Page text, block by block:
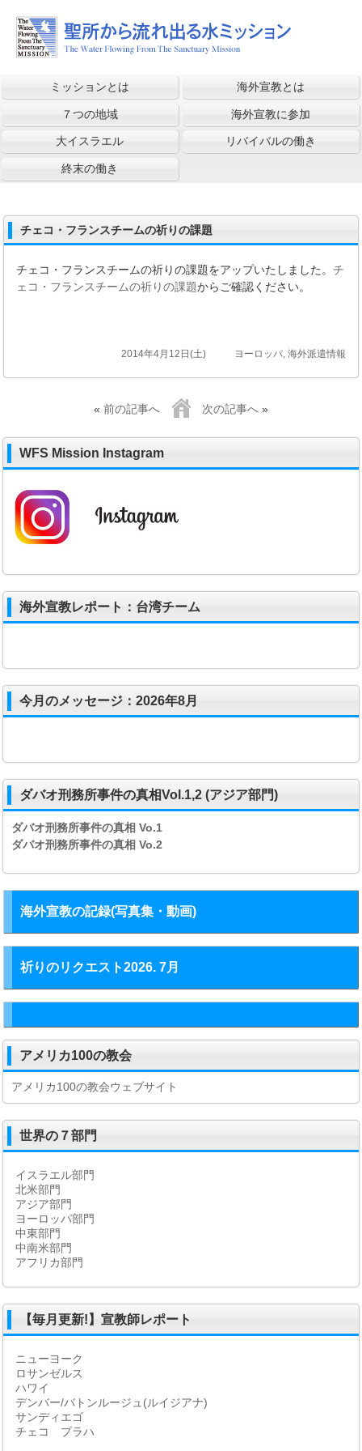
ミッションとは 海外宣教とは
７つの地域 海外宣教に参加
大イスラエル リバイバルの働き
終末の働き
チェコ・フランスチームの祈りの課題
チェコ・フランスチームの祈りの課題をアップいたしました。 チ
ェコ・フランスチームの祈りの課題からご確認ください。
2014年4月12日(土) ヨーロッパ, 海外派遣情報
« 前の記事へ 次の記事へ »
WFS Mission Instagram
海外宣教レポート：台湾チーム
今月のメッセージ：2026年8月
ダバオ刑務所事件の真相Vol.1,2 (アジア部門)
ダバオ刑務所事件の真相Vo.1
ダバオ刑務所事件の真相Vo.2
海外宣教の記録(写真集・動画)
祈りのリクエスト2026. 7月
アメリカ100の教会
アメリカ100の教会ウェブサイト
世界の７部門
イスラエル部門
北米部門
アジア部門
ヨーロッパ部門
中東部門
中南米部門
アフリカ部門
【毎月更新!】宣教師レポート
ニューヨーク
ロサンゼルス
ハワイ
デンバー/バトンルージュ(ルイジアナ)
サンディエゴ
チェコ プラハ